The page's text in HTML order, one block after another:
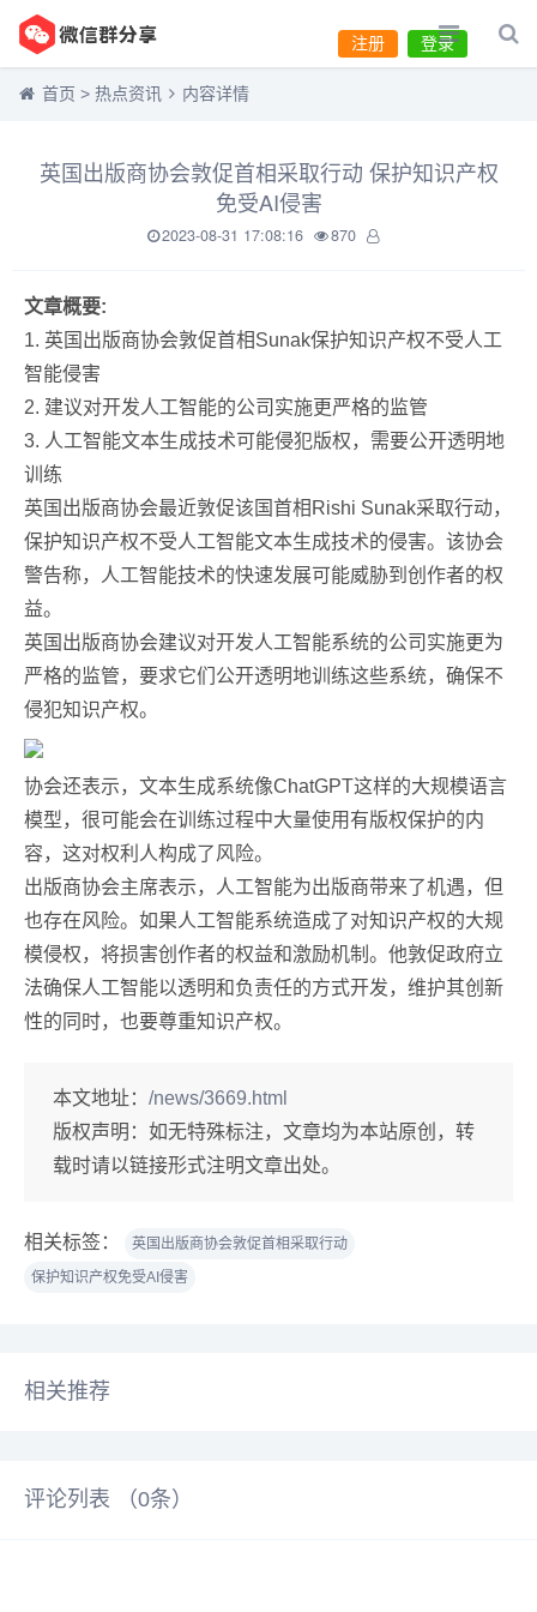
登录
注册
首页 > 热点资讯 内容详情
英国出版商协会敦促首相采取行动 保护知识产权
免受AI侵害
2023-08-31 17:08:16 870
文章概要:
1. 英国出版商协会敦促首相Sunak保护知识产权不受人工
智能侵害
2. 建议对开发人工智能的公司实施更严格的监管
3. 人工智能文本生成技术可能侵犯版权，需要公开透明地
训练
英国出版商协会最近敦促该国首相Rishi Sunak采取行动，
保护知识产权不受人工智能文本生成技术的侵害。该协会
警告称，人工智能技术的快速发展可能威胁到创作者的权
益。
英国出版商协会建议对开发人工智能系统的公司实施更为
严格的监管，要求它们公开透明地训练这些系统，确保不
侵犯知识产权。
协会还表示，文本生成系统像ChatGPT这样的大规模语言
模型，很可能会在训练过程中大量使用有版权保护的内
容，这对权利人构成了风险。
出版商协会主席表示，人工智能为出版商带来了机遇，但
也存在风险。如果人工智能系统造成了对知识产权的大规
模侵权，将损害创作者的权益和激励机制。他敦促政府立
法确保人工智能以透明和负责任的方式开发，维护其创新
性的同时，也要尊重知识产权。
本文地址： /news/3669.html
版权声明： 如无特殊标注，文章均为本站原创，转
载时请以链接形式注明文章出处。
相关标签：
英国出版商协会敦促首相采取行动
保护知识产权免受AI侵害
相关推荐
评论列表 （0条）